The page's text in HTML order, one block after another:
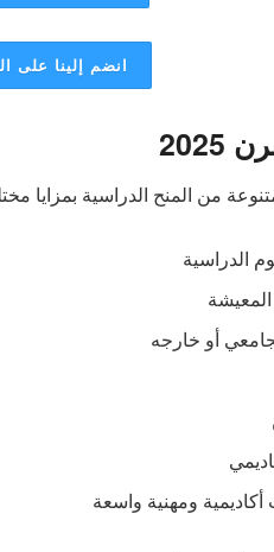
انضم إلينا على
من المنح الدراسية بمزايا
الدراسية
أو خارجه
ومهنية واسعة